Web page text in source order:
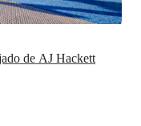
de AJ Hackett